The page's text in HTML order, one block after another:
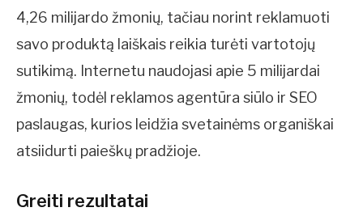
4,26 milijardo žmonių, tačiau norint reklamuoti
savo produktą laiškais reikia turėti vartotojų
sutikimą. Internetu naudojasi apie 5 milijardai
žmonių, todėl reklamos agentūra siūlo ir SEO
paslaugas, kurios leidžia svetainėms organiškai
atsiidurti paieškų pradžioje.
Greiti rezultatai